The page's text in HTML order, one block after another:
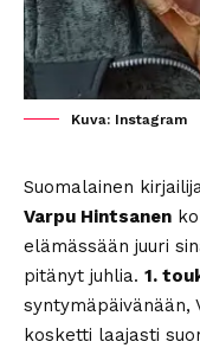
Kuva: Instagram
Suomalainen
Varpu Hintsanen
elämässään juuri
pitänyt juhlia. 1.
syntymäpäivänään,
kosketti laajasti